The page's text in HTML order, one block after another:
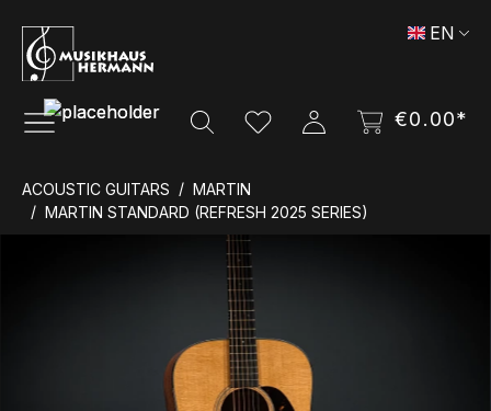
Skip to main content
€0.00*
EN
ACOUSTIC GUITARS
MARTIN
MARTIN STANDARD (REFRESH 2025 SERIES)